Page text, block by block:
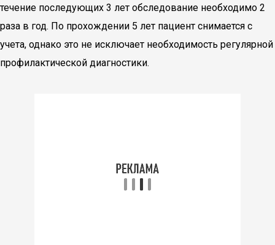
течение последующих 3 лет обследование необходимо 2
раза в год. По прохождении 5 лет пациент снимается с
учета, однако это не исключает необходимость регулярной
профилактической диагностики.